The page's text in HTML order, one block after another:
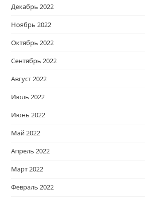
Декабрь 2022
Ноябрь 2022
Октябрь 2022
Сентябрь 2022
Август 2022
Июль 2022
Июнь 2022
Май 2022
Апрель 2022
Март 2022
Февраль 2022